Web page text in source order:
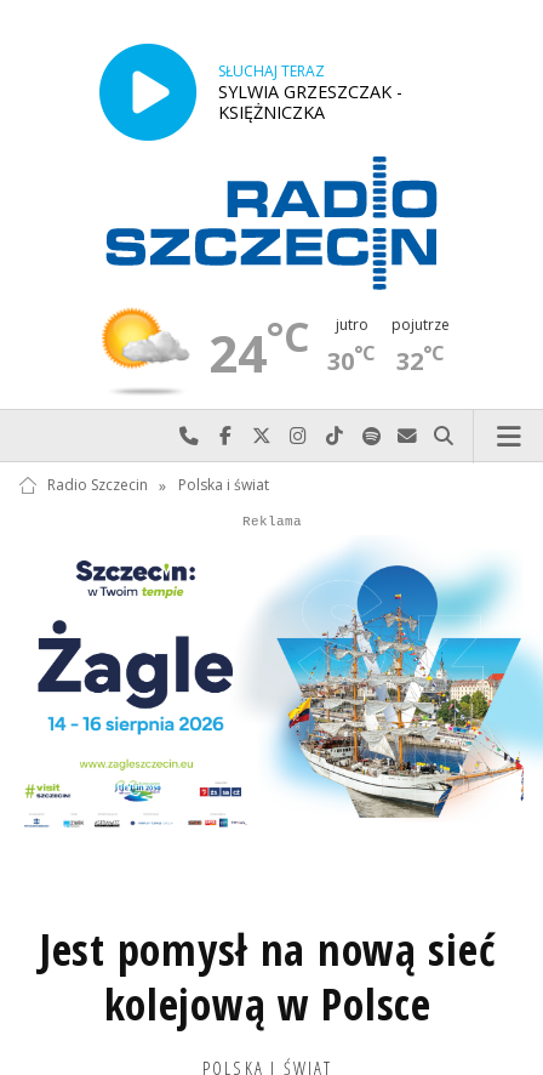
SŁUCHAJ TERAZ
SYLWIA GRZESZCZAK -
KSIĘŻNICZKA
24°C jutro
30°C
pojutrze
32°C
Najlepiej po prostu do nas zadzwoń
Odwiedź nas na Facebook-u
Odwiedź nas na X
Odwiedź nas na Instagram-ie
Odwiedź nas na TikTok-u
Szukaj nas na Spotify
Wyślij do nas
Szukaj
Radio Szczecin » Polska i świat
Autopromocja
Reklama
Jest pomysł na nową sieć
kolejową w Polsce
POLSKA I ŚWIAT